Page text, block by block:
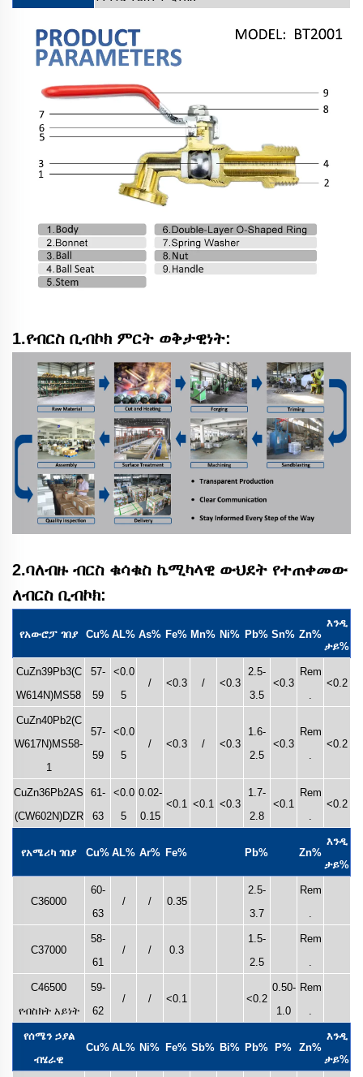
1.የብርስ ቢብኮክ ምርት ወቅታዊነት:
2.ባለብዙ ብርስ ቁሳቁስ ኬሚካላዊ ውህደት የተጠቀመው
ለብርስ ቢብኮክ:
የአውሮፓ ገበያ Cu% AL% As% Fe% Mn% Ni% Pb% Sn% Zn%
እንዲ
ታይ%
CuZn39Pb3(C
W614N)MS58
57-
59
<0.0
5
/ <0.3 / <0.3
2.5-
3.5
<0.3
Rem
<0.2
CuZn40Pb2(C
W617N)MS58-
1
57-
59
<0.0
5
/ <0.3 / <0.3
1.6-
2.5
<0.3
Rem
<0.2
CuZn36Pb2AS
(CW602N)DZR
61-
63
<0.0
5
0.02-
0.15
<0.1 <0.1 <0.3
1.7-
2.8
<0.1
Rem
<0.2
የአሜሪካ ገበያ Cu% AL% Ar% Fe% Pb% Zn%
እንዲ
ታይ%
C36000
60-
63
/ / 0.35
2.5-
3.7
Rem
C37000
58-
61
/ / 0.3
1.5-
2.5
Rem
C46500
የብስክት አይነት
59-
62
/ / <0.1 <0.2
0.50-
1.0
Rem
የሰሜን ኃያል
ብሄራዊ
Cu% AL% Ni% Fe% Sb% Bi% Pb% P% Zn%
እንዲ
ታይ%